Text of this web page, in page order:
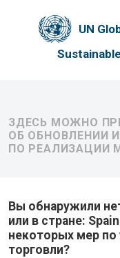
UN
ЗДЕСЬ МОЖНО
ОБ ОБНОВЛЕНИИ
ПО РЕАЛИЗАЦИИ
Вы обнаружили
или в стране:
некоторых мер
торговли?